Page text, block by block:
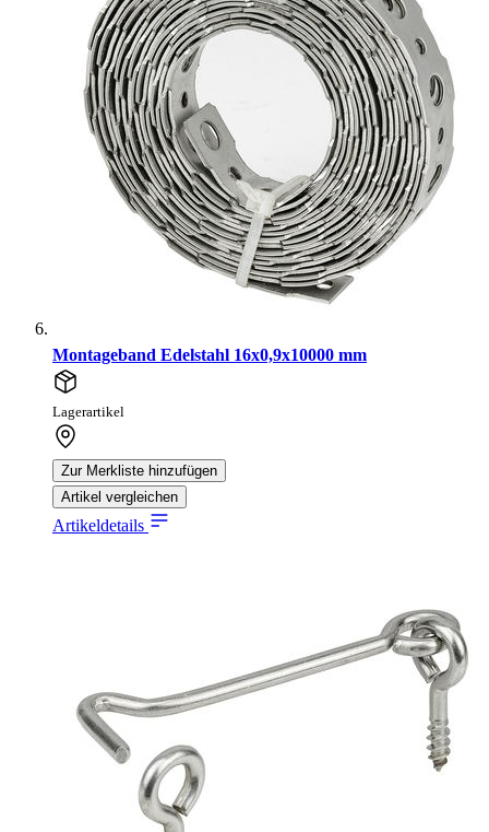
Montageband Edelstahl 16x0,9x10000 mm
Lagerartikel
Zur Merkliste hinzufügen
Artikel vergleichen
Artikeldetails